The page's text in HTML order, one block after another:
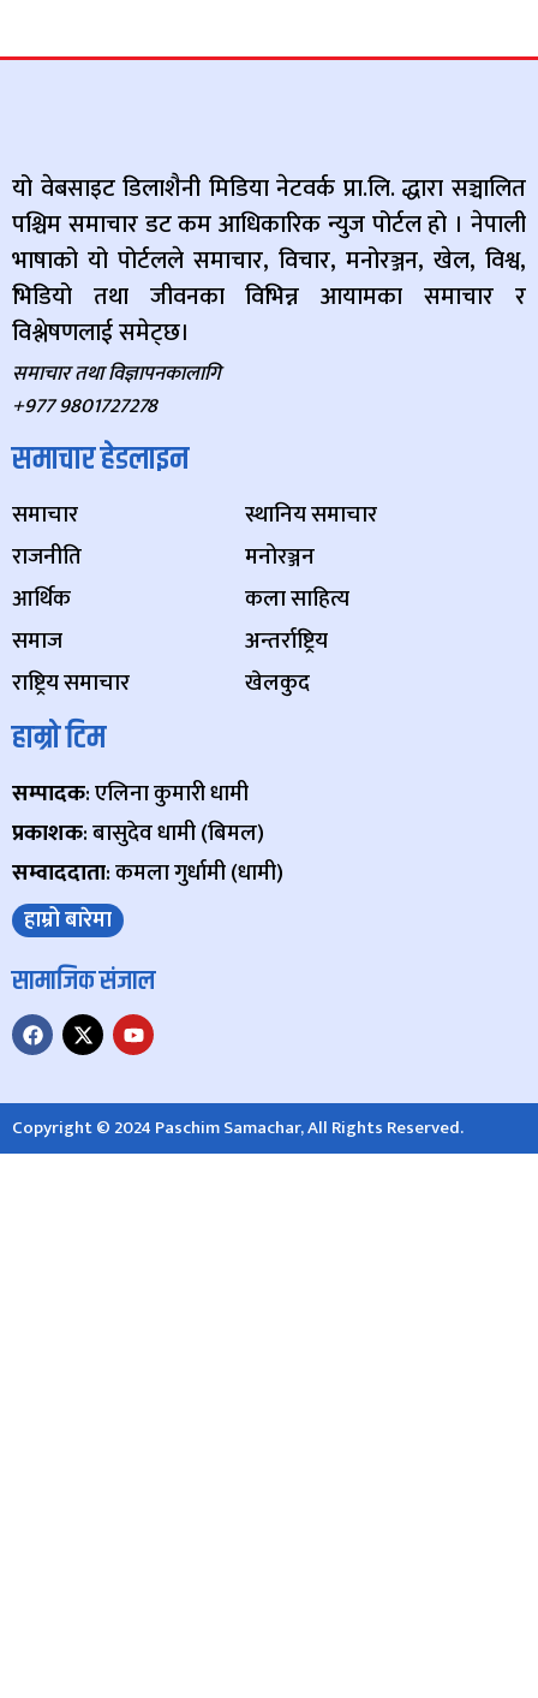
यो वेबसाइट डिलाशैनी मिडिया नेटवर्क प्रा.लि. द्धारा सञ्चालित
पश्चिम समाचार डट कम आधिकारिक न्युज पोर्टल हो । नेपाली
भाषाको यो पोर्टलले समाचार, विचार, मनोरञ्जन, खेल, विश्व,
भिडियो तथा जीवनका विभिन्न आयामका समाचार र
विश्लेषणलाई समेट्छ।
समाचार तथा विज्ञापनकालागि
+977 9801727278
समाचार हेडलाइन
समाचार
राजनीति
आर्थिक
समाज
राष्ट्रिय समाचार
स्थानिय समाचार
मनोरञ्जन
कला साहित्य
अन्तर्राष्ट्रिय
खेलकुद
हाम्रो टिम
सम्पादक: एलिना कुमारी धामी
प्रकाशक: बासुदेव धामी (बिमल)
सम्वाददाता: कमला गुर्धामी (धामी)
हाम्रो बारेमा
सामाजिक संजाल
Copyright © 2024 Paschim Samachar, All Rights Reserved.